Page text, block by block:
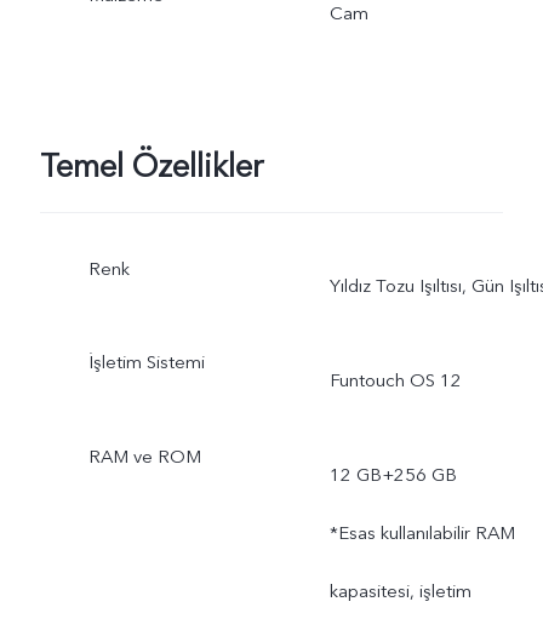
Cam
Temel Özellikler
Renk
Yıldız Tozu Işıltısı, Gün
İşletim Sistemi
Funtouch OS 12
RAM ve ROM
12 GB+256 GB
*Esas kullanılabilir RAM
kapasitesi, işletim